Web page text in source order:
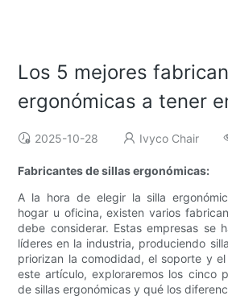
Los 5 mejores
ergonómicas a tener
2025-10-28 Ivyco Chair
Fabricantes de sillas ergonómicas:
A la hora de elegir la silla
hogar u oficina, existen varios
debe considerar. Estas empresas se
líderes en la industria, produciendo
priorizan la comodidad, el soporte y
este artículo, exploraremos los cinco
de sillas ergonómicas y qué los